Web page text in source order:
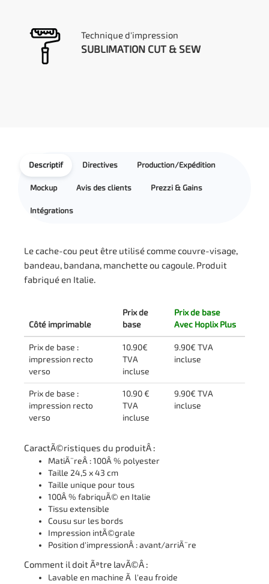
Technique d'impression
SUBLIMATION CUT & SEW
Descriptif Directives Production/Expédition
Mockup Avis des clients Prezzi & Gains
Intégrations
Le cache-cou peut être utilisé comme couvre-visage,
bandeau, bandana, manchette ou cagoule. Produit
fabriqué en Italie.
Côté imprimable
Prix de
base
Prix de base
Avec Hoplix Plus
Prix de base :
impression recto
verso
10.90€
TVA
incluse
9.90€ TVA
incluse
Prix de base :
impression recto
verso
10.90 €
TVA
incluse
9.90€ TVA
incluse
CaractÃ©ristiques du produitÂ :
MatiÃ¨reÂ : 100Â % polyester
Taille 24,5 x 43 cm
Taille unique pour tous
100Â % fabriquÃ© en Italie
Tissu extensible
Cousu sur les bords
Impression intÃ©grale
Position d'impressionÂ : avant/arriÃ¨re
Comment il doit Ãªtre lavÃ©Â :
Lavable en machine Ã l'eau froide